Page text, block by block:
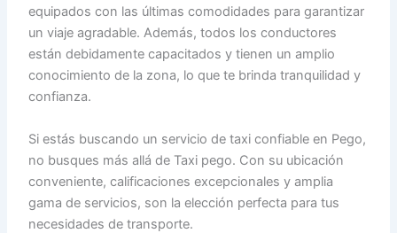
equipados con las últimas comodidades para garantizar
un viaje agradable. Además, todos los conductores
están debidamente capacitados y tienen un amplio
conocimiento de la zona, lo que te brinda tranquilidad y
confianza.
Si estás buscando un servicio de taxi confiable en Pego,
no busques más allá de Taxi pego. Con su ubicación
conveniente, calificaciones excepcionales y amplia
gama de servicios, son la elección perfecta para tus
necesidades de transporte.